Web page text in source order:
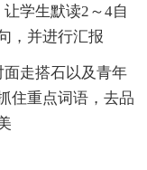
学生默读2～4自
，并进行汇报
走搭石以及青年
住重点词语，去品